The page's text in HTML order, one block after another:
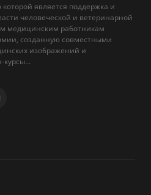
является поддержка и
человеческой и ветеринарной
медицинским работникам
созданную совместными
изображений и
курсы...